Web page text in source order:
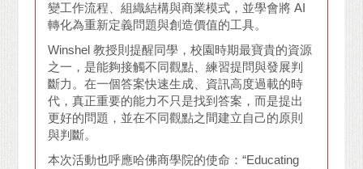
變工作流程、組織結構與商業模式，並學會將 AI
轉化為重新定義問題與創造價值的工具。
Winshel 教授則提醒同學，校園時期最寶貴的資源
之一，是能夠接觸不同觀點、練習提問與發展判
斷力。在一個答案快速生成、資訊高度過載的時
代，真正重要的能力不只是找到答案，而是提出
更好的問題，並在不同觀點之間建立自己的原則
與判斷。
本次活動也呼應哈佛商學院的使命：“Educating